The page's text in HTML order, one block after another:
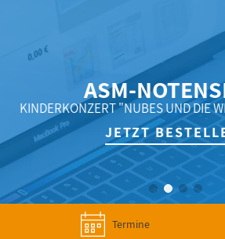
ASM-
KINDERKONZERT "NUBES UND DIE
JETZT
Termine